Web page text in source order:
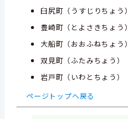
臼尻町（うすじりちょう）
豊崎町（とよさきちょう）
大船町（おおふねちょう）
双見町（ふたみちょう）
岩戸町（いわとちょう）
ページトップへ戻る